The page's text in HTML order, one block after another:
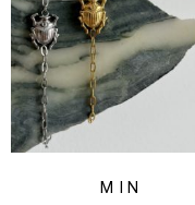
MIN